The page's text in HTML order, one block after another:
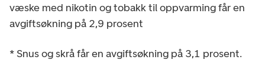
væske med nikotin og tobakk til oppvarming får en
avgiftsøkning på 2,9 prosent
* Snus og skrå får en avgiftsøkning på 3,1 prosent.